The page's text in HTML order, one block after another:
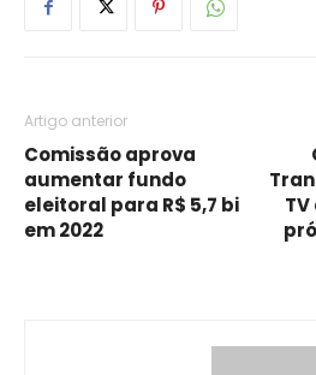
Artigo anterior
Comissão aprova
aumentar fundo
eleitoral para R$ 5,7 bi
em 2022